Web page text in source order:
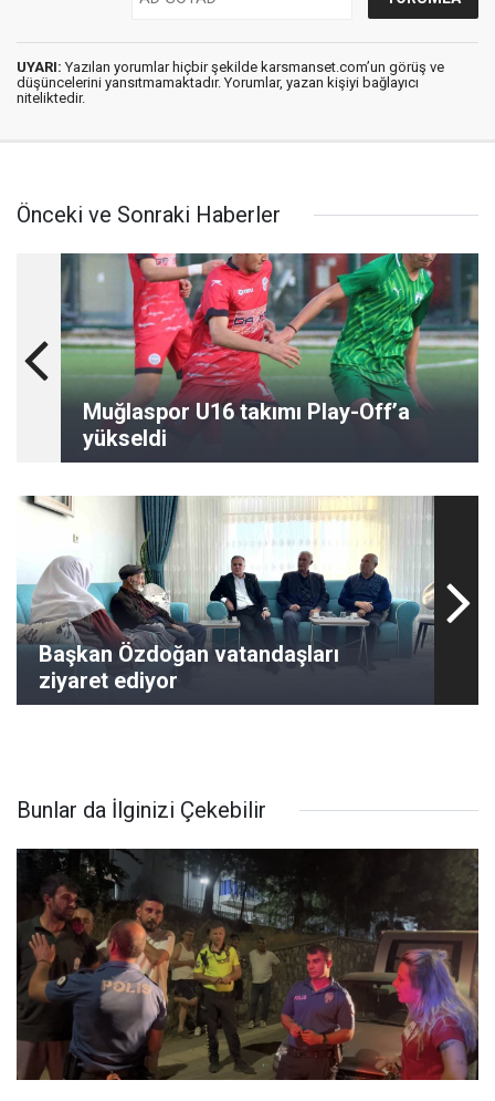
UYARI: Yazılan yorumlar hiçbir şekilde karsmanset.com’un görüş ve
düşüncelerini yansıtmamaktadır. Yorumlar, yazan kişiyi bağlayıcı
niteliktedir.
Önceki ve Sonraki Haberler
Muğlaspor U16 takımı Play-Off’a
yükseldi
Başkan Özdoğan vatandaşları
ziyaret ediyor
Bunlar da İlginizi Çekebilir